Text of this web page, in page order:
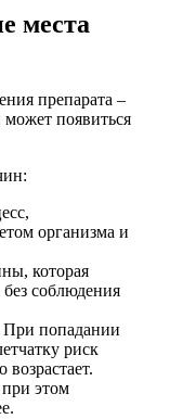
места
препарата –
может появиться
организма и
которая
соблюдения
При попадании
риск
при этом